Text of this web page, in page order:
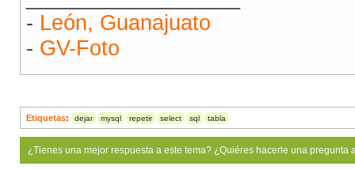
- León, Guanajuato
- GV-Foto
Etiquetas: dejar mysql repetir select sql tabla
¿Tienes una mejor respuesta a este tema? ¿Quiéres hacerle una